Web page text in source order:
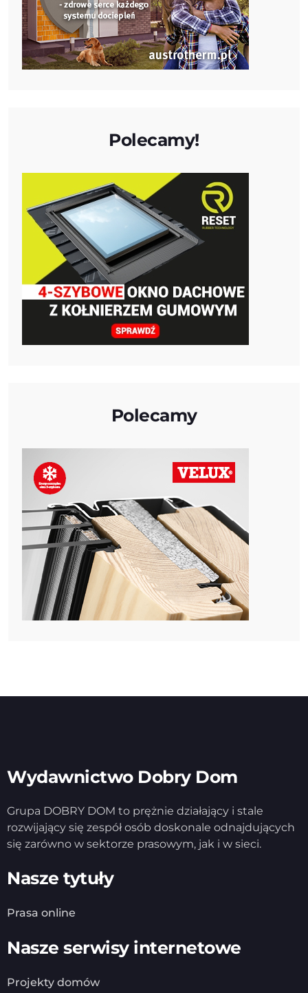
Polecamy!
Polecamy
Wydawnictwo Dobry Dom
Grupa DOBRY DOM to prężnie działający i stale
rozwijający się zespół osób doskonale odnajdujących
się zarówno w sektorze prasowym, jak i w sieci.
Nasze tytuły
Prasa online
Nasze serwisy internetowe
Projekty domów